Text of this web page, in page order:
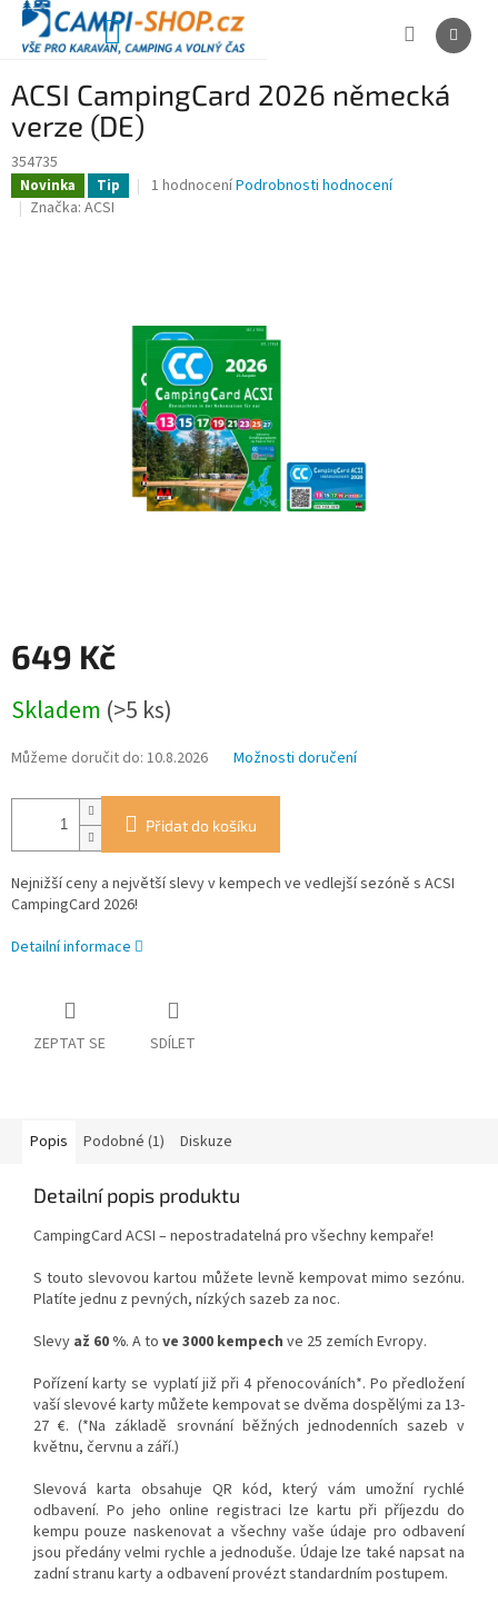
Přejít
obsah
NÁKUPNÍ
ACSI CampingCard 2026 německá
verze (DE)
354735
Novinka Tip
Průměrné
hvězdiček.
1 hodnoceníPodrobnosti hodnocení
Značka: ACSI
649 Kč
cena:
Skladem (>5 ks)
Můžeme doručit do: 10.8.2026 Možnosti doručení
Přidat do košíku
Nejnižší ceny a největší slevy v kempech ve vedlejší sezóně s ACSI
CampingCard 2026!
Detailní informace
ZEPTAT SE SDÍLET
Popis Podobné (1) Diskuze
Detailní popis produktu
CampingCard ACSI – nepostradatelná pro všechny kempaře!
S touto slevovou kartou můžete levně kempovat mimo sezónu.
Platíte jednu z pevných, nízkých sazeb za noc.
Slevy až 60 %. A to ve 3000 kempech ve 25 zemích Evropy.
Pořízení karty se vyplatí již při 4 přenocováních*. Po předložení
vaší slevové karty můžete kempovat se dvěma dospělými za 13-
27 €.(*Na základě srovnání běžných jednodenních sazeb v
květnu, červnu a září.)
Slevová karta obsahuje QR kód, který vám umožní rychlé
odbavení. Po jeho online registraci lze kartu při příjezdu do
kempu pouze naskenovat a všechny vaše údaje pro odbavení
jsou předány velmi rychle a jednoduše. Údaje lze také napsat na
zadní stranu karty a odbavení provézt standardním postupem.